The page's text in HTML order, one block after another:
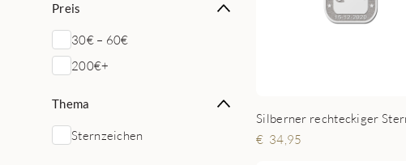
Preis
30€ – 60€
200€+
Thema
Sternzeichen
34,95